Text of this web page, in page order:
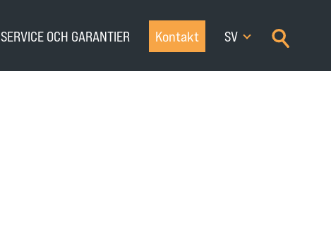
SERVICE OCH GARANTIER Kontakt SV